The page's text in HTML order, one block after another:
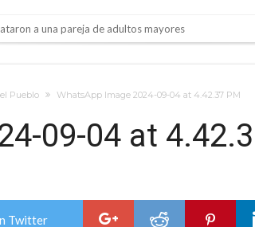
a una pareja de adultos mayores
la Expo Dose
Pueblo WhatsApp Image 2024-09-04 at 4.42.37 PM
09-04 at
Twitter